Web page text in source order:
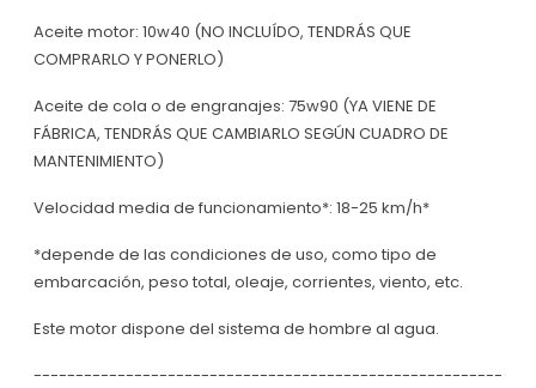
Aceite motor: 10w40 (NO INCLUÍDO, TENDRÁS QUE
COMPRARLO Y PONERLO)
Aceite de cola o de engranajes: 75w90 (YA VIENE DE
FÁBRICA, TENDRÁS QUE CAMBIARLO SEGÚN CUADRO DE
MANTENIMIENTO)
Velocidad media de funcionamiento*: 18-25 km/h*
*depende de las condiciones de uso, como tipo de
embarcación, peso total, oleaje, corrientes, viento, etc.
Este motor dispone del sistema de hombre al agua.
--------------------------------------------------------